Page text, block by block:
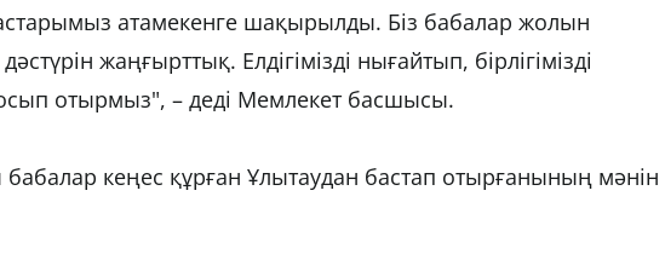
атамекенге шақырылды. Біз бабалар жолын
жаңғырттық. Елдігімізді нығайтып, бірлігімізді
отырмыз", – деді Мемлекет басшысы.
кеңес құрған Ұлытаудан бастап отырғанының мәнін